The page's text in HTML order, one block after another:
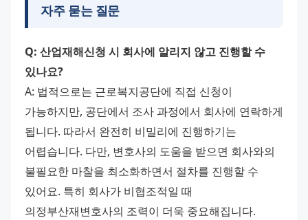
자주 묻는 질문
Q: 산업재해신청 시 회사에 알리지 않고 진행할 수
있나요?
A: 법적으로는 근로복지공단에 직접 신청이
가능하지만, 공단에서 조사 과정에서 회사에 연락하게
됩니다. 따라서 완전히 비밀리에 진행하기는
어렵습니다. 다만, 변호사의 도움을 받으면 회사와의
불필요한 마찰을 최소화하면서 절차를 진행할 수
있어요. 특히 회사가 비협조적일 때
의정부산재변호사의 조력이 더욱 중요해집니다.